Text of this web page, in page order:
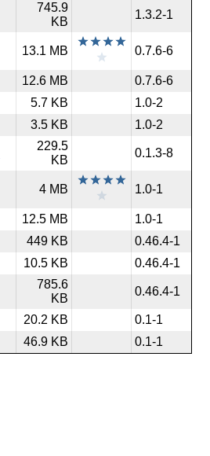
745.9
KB
1.3.2-1
13.1 MB 0.7.6-6
12.6 MB
0.7.6-6
5.7 KB
1.0-2
3.5 KB 1.0-2
229.5
KB
0.1.3-8
4 MB 1.0-1
12.5 MB
1.0-1
449 KB
0.46.4-1
10.5 KB 0.46.4-1
785.6
KB
0.46.4-1
20.2 KB
0.1-1
46.9 KB 0.1-1